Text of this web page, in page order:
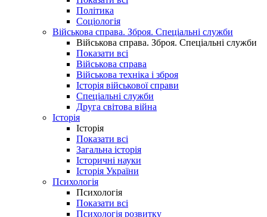
Політика
Соціологія
Військова справа. Зброя. Спеціальні служби
Військова справа. Зброя. Спеціальні служби
Показати всі
Військова справа
Військова техніка і зброя
Історія військової справи
Спеціальні служби
Друга світова війна
Історія
Історія
Показати всі
Загальна історія
Історичні науки
Історія України
Психологія
Психологія
Показати всі
Психологія розвитку